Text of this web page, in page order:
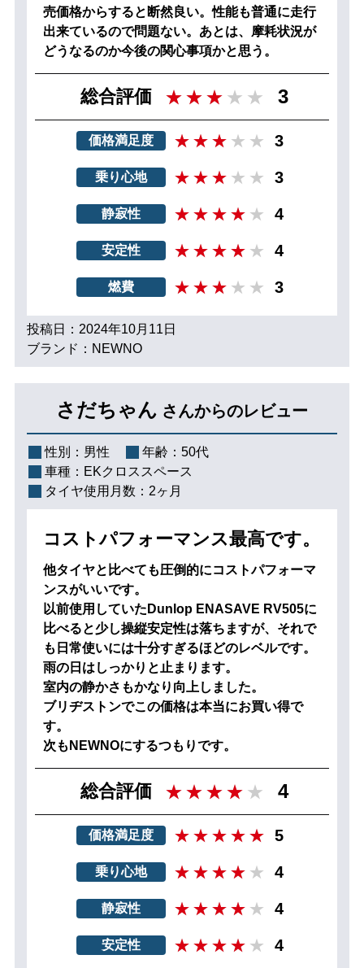
売価格からすると断然良い。性能も普通に走行
出来ているので問題ない。あとは、摩耗状況が
どうなるのか今後の関心事項かと思う。
総合評価 3
価格満足度 3
乗り心地 3
静寂性 4
安定性 4
燃費 3
投稿日：2024年10月11日
ブランド：NEWNO
さだちゃん さんからのレビュー
性別： 男性 年齢： 50代
車種： EKクロススペース
タイヤ使用月数： 2ヶ月
コストパフォーマンス最高です。
他タイヤと比べても圧倒的にコストパフォーマ
ンスがいいです。
以前使用していたDunlop ENASAVE RV505に
比べると少し操縦安定性は落ちますが、それで
も日常使いには十分すぎるほどのレベルです。
雨の日はしっかりと止まります。
室内の静かさもかなり向上しました。
ブリヂストンでこの価格は本当にお買い得で
す。
次もNEWNOにするつもりです。
総合評価 4
価格満足度 5
乗り心地 4
静寂性 4
安定性 4